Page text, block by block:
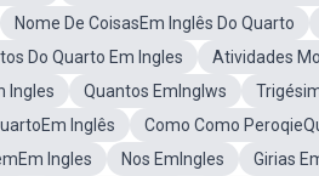
Nome De CoisasEm Inglês Do Quarto
Do Quarto Em Ingles
Atividades
Ingles
Quantos EmInglws
Inglês
Como Como
Ingles Nos EmIngles Girias